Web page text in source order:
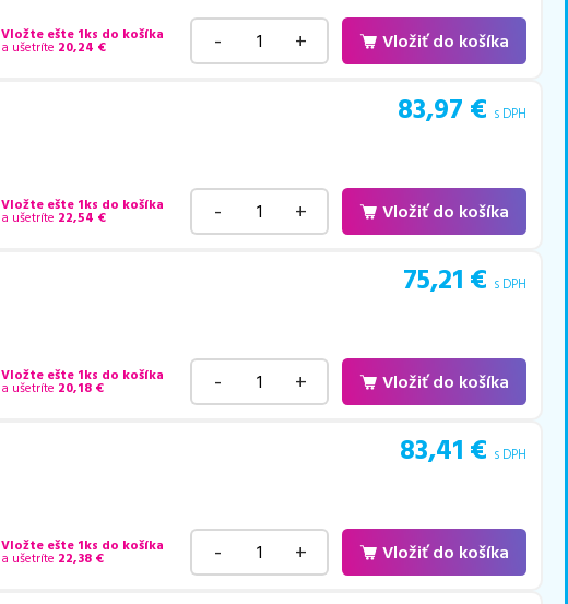
Vložte ešte 1ks do košíka
a ušetríte 20,24 € - + Vložiť do košíka
83,97 € s DPH
Vložte ešte 1ks do košíka
a ušetríte 22,54 € - + Vložiť do košíka
75,21 € s DPH
Vložte ešte 1ks do košíka
a ušetríte 20,18 € - + Vložiť do košíka
83,41 € s DPH
Vložte ešte 1ks do košíka
a ušetríte 22,38 € - + Vložiť do košíka